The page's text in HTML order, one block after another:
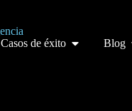
Casos de éxito Blog